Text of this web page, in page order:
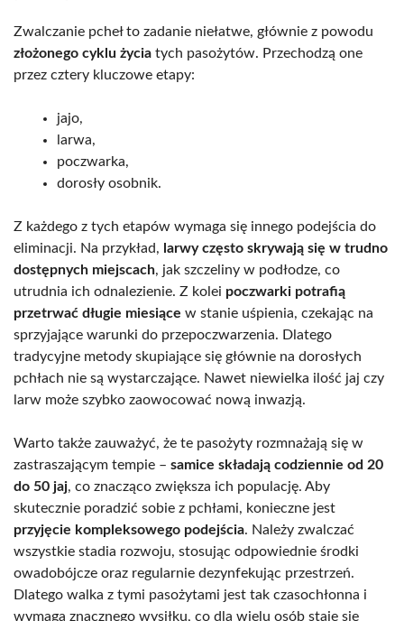
Zwalczanie pcheł to zadanie niełatwe, głównie z powodu
złożonego cyklu życia tych pasożytów. Przechodzą one
przez cztery kluczowe etapy:
jajo,
larwa,
poczwarka,
dorosły osobnik.
Z każdego z tych etapów wymaga się innego podejścia do
eliminacji. Na przykład, larwy często skrywają się w trudno
dostępnych miejscach, jak szczeliny w podłodze, co
utrudnia ich odnalezienie. Z kolei poczwarki potrafią
przetrwać długie miesiące w stanie uśpienia, czekając na
sprzyjające warunki do przepoczwarzenia. Dlatego
tradycyjne metody skupiające się głównie na dorosłych
pchłach nie są wystarczające. Nawet niewielka ilość jaj czy
larw może szybko zaowocować nową inwazją.
Warto także zauważyć, że te pasożyty rozmnażają się w
zastraszającym tempie – samice składają codziennie od 20
do 50 jaj, co znacząco zwiększa ich populację. Aby
skutecznie poradzić sobie z pchłami, konieczne jest
przyjęcie kompleksowego podejścia. Należy zwalczać
wszystkie stadia rozwoju, stosując odpowiednie środki
owadobójcze oraz regularnie dezynfekując przestrzeń.
Dlatego walka z tymi pasożytami jest tak czasochłonna i
wymaga znacznego wysiłku, co dla wielu osób staje się